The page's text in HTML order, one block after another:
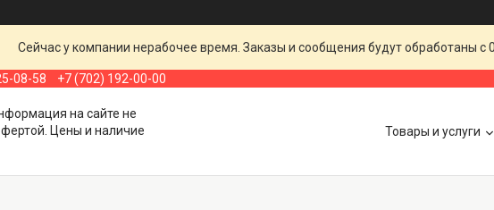
Сейчас у компании нерабочее время. Заказы и сообщения будут обработаны с
08-58 +7 (702) 192-00-00
на сайте не
Цены и наличие
Товары и услуги